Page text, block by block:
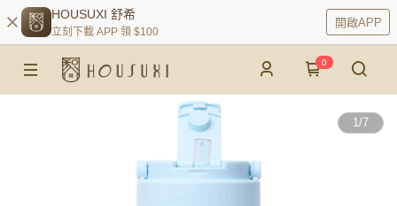
HOUSUXI 舒希
立刻下載 APP 領 $100
開啟APP
0
1/7